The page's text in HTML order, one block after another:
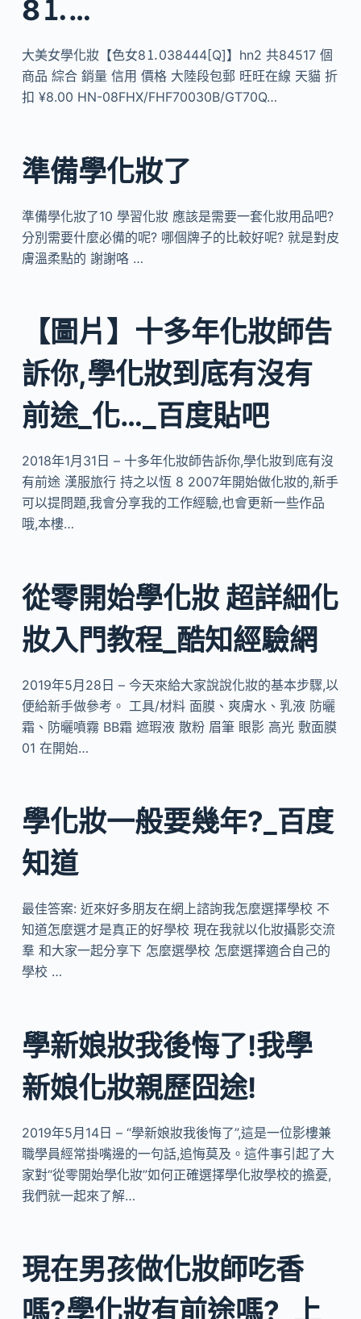
8⒈…
大美女學化妝【色女8⒈038444[Q]】hn2 共84517 個
商品 綜合 銷量 信用 價格 大陸段包郵 旺旺在線 天貓 折
扣 ¥8.00 HN-08FHX/FHF70030B/GT70Q…
準備學化妝了
準備學化妝了10 學習化妝 應該是需要一套化妝用品吧?
分別需要什麼必備的呢? 哪個牌子的比較好呢? 就是對皮
膚溫柔點的 謝謝咯 …
【圖片】十多年化妝師告
訴你,學化妝到底有沒有
前途_化…_百度貼吧
2018年1月31日 – 十多年化妝師告訴你,學化妝到底有沒
有前途 漢服旅行 持之以恆 8 2007年開始做化妝的,新手
可以提問題,我會分享我的工作經驗,也會更新一些作品
哦,本樓…
從零開始學化妝 超詳細化
妝入門教程_酷知經驗網
2019年5月28日 – 今天來給大家說說化妝的基本步驟,以
便給新手做參考。 工具/材料 面膜、爽膚水、乳液 防曬
霜、防曬噴霧 BB霜 遮瑕液 散粉 眉筆 眼影 高光 敷面膜
01 在開始…
學化妝一般要幾年?_百度
知道
最佳答案: 近來好多朋友在網上諮詢我怎麼選擇學校 不
知道怎麼選才是真正的好學校 現在我就以化妝攝影交流
羣 和大家一起分享下 怎麼選學校 怎麼選擇適合自己的
學校 …
學新娘妝我後悔了!我學
新娘化妝親歷囧途!
2019年5月14日 – “學新娘妝我後悔了”,這是一位影樓兼
職學員經常掛嘴邊的一句話,追悔莫及。這件事引起了大
家對“從零開始學化妝”如何正確選擇學化妝學校的擔憂,
我們就一起來了解…
現在男孩做化妝師吃香
嗎?學化妝有前途嗎?_上